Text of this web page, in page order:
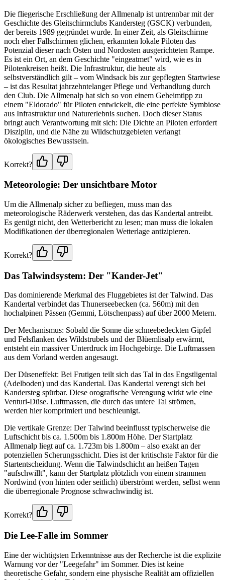
Die fliegerische Erschließung der Allmenalp ist untrennbar mit der
Geschichte des Gleitschirmclubs Kandersteg (GSCK) verbunden,
der bereits 1989 gegründet wurde. In einer Zeit, als Gleitschirme
noch eher Fallschirmen glichen, erkannten lokale Piloten das
Potenzial dieser nach Osten und Nordosten ausgerichteten Rampe.
Es ist ein Ort, an dem Geschichte "eingeatmet" wird, wie es in
Pilotenkreisen heißt. Die Infrastruktur, die heute als
selbstverständlich gilt – vom Windsack bis zur gepflegten Startwiese
– ist das Resultat jahrzehntelanger Pflege und Verhandlung durch
den Club. Die Allmenalp hat sich so von einem Geheimtipp zu
einem "Eldorado" für Piloten entwickelt, die eine perfekte Symbiose
aus Infrastruktur und Naturerlebnis suchen. Doch dieser Status
bringt auch Verantwortung mit sich: Die Dichte an Piloten erfordert
Disziplin, und die Nähe zu Wildschutzgebieten verlangt
ökologisches Bewusstsein.
Korrekt?
Meteorologie: Der unsichtbare Motor
Um die Allmenalp sicher zu befliegen, muss man das
meteorologische Räderwerk verstehen, das das Kandertal antreibt.
Es genügt nicht, den Wetterbericht zu lesen; man muss die lokalen
Modifikationen der überregionalen Wetterlage antizipieren.
Korrekt?
Das Talwindsystem: Der "Kander-Jet"
Das dominierende Merkmal des Fluggebietes ist der Talwind. Das
Kandertal verbindet das Thunerseebecken (ca. 560m) mit den
hochalpinen Pässen (Gemmi, Lötschenpass) auf über 2000 Metern.
Der Mechanismus: Sobald die Sonne die schneebedeckten Gipfel
und Felsflanken des Wildstrubels und der Blüemlisalp erwärmt,
entsteht ein massiver Unterdruck im Hochgebirge. Die Luftmassen
aus dem Vorland werden angesaugt.
Der Düseneffekt: Bei Frutigen teilt sich das Tal in das Engstligental
(Adelboden) und das Kandertal. Das Kandertal verengt sich bei
Kandersteg spürbar. Diese orografische Verengung wirkt wie eine
Venturi-Düse. Luftmassen, die durch das untere Tal strömen,
werden hier komprimiert und beschleunigt.
Die vertikale Grenze: Der Talwind beeinflusst typischerweise die
Luftschicht bis ca. 1.500m bis 1.800m Höhe. Der Startplatz
Allmenalp liegt auf ca. 1.723m bis 1.800m – also exakt an der
potenziellen Scherungsschicht. Dies ist der kritischste Faktor für die
Startentscheidung. Wenn die Talwindschicht an heißen Tagen
"aufschwillt", kann der Startplatz plötzlich von einem strammen
Nordwind (von hinten oder seitlich) überströmt werden, selbst wenn
die überregionale Prognose schwachwindig ist.
Korrekt?
Die Lee-Falle im Sommer
Eine der wichtigsten Erkenntnisse aus der Recherche ist die explizite
Warnung vor der "Leegefahr" im Sommer. Dies ist keine
theoretische Gefahr, sondern eine physische Realität am offiziellen